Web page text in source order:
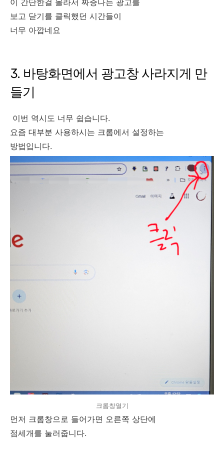
보고 닫기를 클릭했던 시간들이
너무 아깝네요
3. 바탕화면에서 광고창 사라지게 만
들기
이번 역시도 너무 쉽습니다.
요즘 대부분 사용하시는 크롬에서 설정하는
방법입니다.
크롬창열기
먼저 크롬창으로 들어가면 오른쪽 상단에
점세개를 눌러줍니다.